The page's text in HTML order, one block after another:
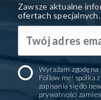
Zawsze aktualne
ofertach specjalnych.
Wyrażam zgodę
Follow me! spółka
zapisania się do
prywatności